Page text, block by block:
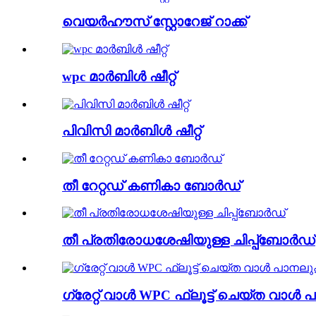
വെയർഹൗസ് സ്റ്റോറേജ് റാക്ക്
wpc മാർബിൾ ഷീറ്റ്
പിവിസി മാർബിൾ ഷീറ്റ്
തീ റേറ്റഡ് കണികാ ബോർഡ്
തീ പ്രതിരോധശേഷിയുള്ള ചിപ്പ്ബോർഡ്
ഗ്രേറ്റ് വാൾ WPC ഫ്ലൂട്ട് ചെയ്ത